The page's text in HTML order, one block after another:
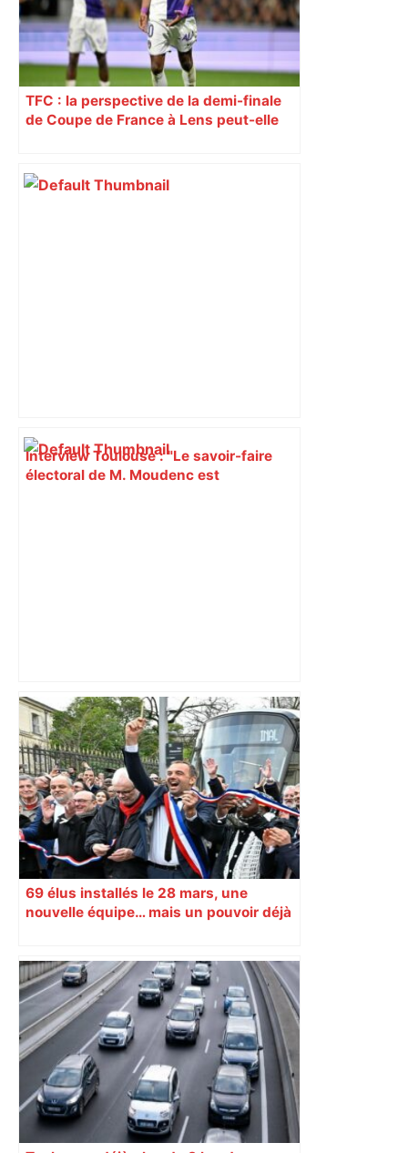
TFC : la perspective de la demi-finale
de Coupe de France à Lens peut-elle
Interview Toulouse : "Le savoir-faire
électoral de M. Moudenc est
Municipales 2026 : pourquoi François
Piquemal, battu à Toulouse, a-t-il
déposé un recours quelques jours
après le second tour – Centre Presse
Aveyron
69 élus installés le 28 mars, une
nouvelle équipe… mais un pouvoir déjà